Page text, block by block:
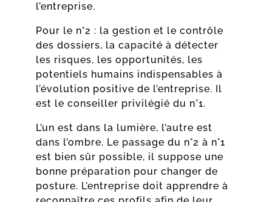
l’entreprise.
Pour le n°2 : la gestion et le contrôle
des dossiers, la capacité à détecter
les risques, les opportunités, les
potentiels humains indispensables à
l’évolution positive de l’entreprise. Il
est le conseiller privilégié du n°1.
L’un est dans la lumière, l’autre est
dans l’ombre. Le passage du n°2 à n°1
est bien sûr possible, il suppose une
bonne préparation pour changer de
posture. L’entreprise doit apprendre à